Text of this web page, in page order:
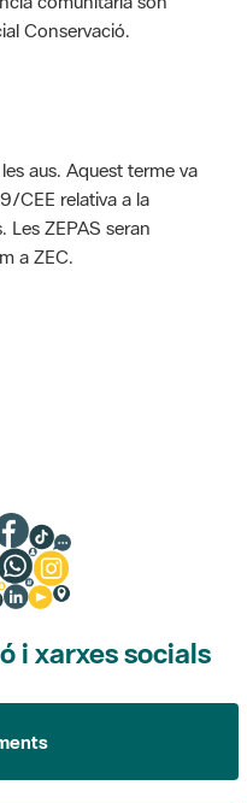
Conservació.
aus. Aquest terme va
CEE relativa a la
Les ZEPAS seran
a ZEC.
de les valoracions és de 0
i xarxes socials